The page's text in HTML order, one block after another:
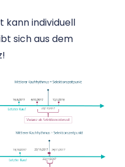
kann individuell
sich aus dem